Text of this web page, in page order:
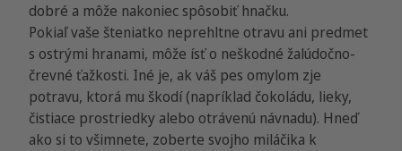
dobré a môže nakoniec spôsobiť hnačku.
Pokiaľ vaše šteniatko neprehltne otravu ani predmet
s ostrými hranami, môže ísť o neškodné žalúdočno-
črevné ťažkosti. Iné je, ak váš pes omylom zje
potravu, ktorá mu škodí (napríklad čokoládu, lieky,
čistiace prostriedky alebo otrávenú návnadu). Hneď
ako si to všimnete, zoberte svojho miláčika k